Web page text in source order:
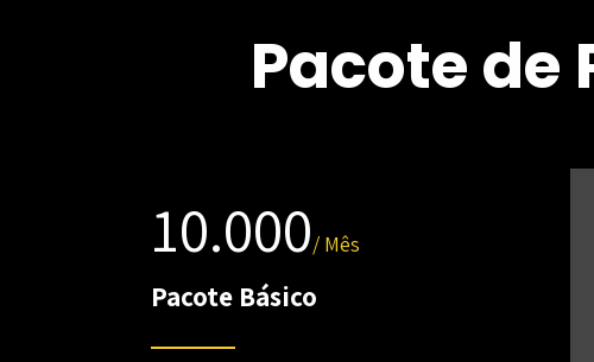
Pacote de
10.000/ Mês
Pacote Básico